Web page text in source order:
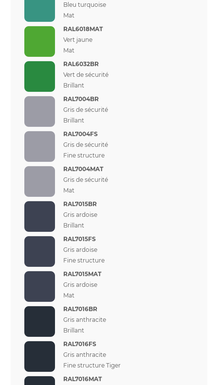
Bleu turquoise
Mat
RAL6018MAT
Vert jaune
Mat
RAL6032BR
Vert de sécurité
Brillant
RAL7004BR
Gris de sécurité
Brillant
RAL7004FS
Gris de sécurité
Fine structure
RAL7004MAT
Gris de sécurité
Mat
RAL7015BR
Gris ardoise
Brillant
RAL7015FS
Gris ardoise
Fine structure
RAL7015MAT
Gris ardoise
Mat
RAL7016BR
Gris anthracite
Brillant
RAL7016FS
Gris anthracite
Fine structure Tiger
RAL7016MAT